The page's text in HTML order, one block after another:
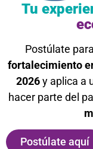
Tu
Postúlate
fortalecimiento
2026y aplica a
hacer parte del
Postúlate aquí